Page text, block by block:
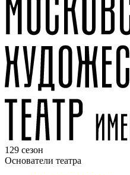
129 сезон
Основатели театра